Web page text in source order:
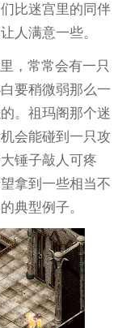
比迷宫里的同伴
人满意一些。
，常常会有一只
要稍微弱那么一
。祖玛阁那个迷
会能碰到一只攻
锤子敲人可疼
拿到一些相当不
典型例子。